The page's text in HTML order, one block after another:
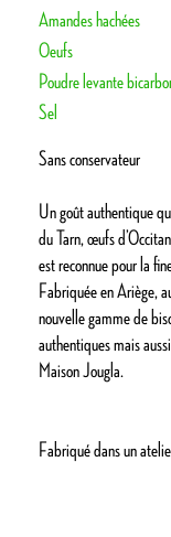
Amandes hachées
Oeufs
Poudre levante
Sel
Sans conservateur
Un goût authentique
du Tarn, œufs
est reconnue pour la
Fabriquée en Ariège,
nouvelle gamme de
authentiques mais
Maison Jougla.
​​​​​​​Fabriqué dans un